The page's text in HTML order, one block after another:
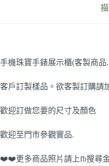
手機珠寶手錶展示櫃(客製商品
客戶訂製樣品。欲客製訂購請
歡迎訂做您要的尺寸及顏色
歡迎至門市參觀實品.
❤️❤️更多商品照片請上fb搜尋